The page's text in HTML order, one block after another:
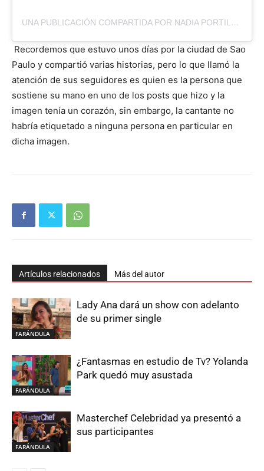
UNA PUBLICACIÓN COMPARTIDA POR NADIA PORTILLO (@NADIAPORTILLOOFICIAL)
Recordemos que estuvo unos días por la ciudad de Sao
Paulo y compartió varias historias, pero lo que llamó la
atención de sus seguidores es quien es la persona que
sostiene su mano en uno de los posts que hizo y la
imagen tenía un corazón, sin embargo, la cantante no
habría etiquetado a ninguna persona en particular en
dicha imagen.
Artículos relacionados Más del autor
FARÁNDULA
Lady Ana dará un show con adelanto
de su primer single
FARÁNDULA
¿Fantasmas en estudio de Tv? Yolanda
Park quedó muy asustada
FARÁNDULA
Masterchef Celebridad ya presentó a
sus participantes